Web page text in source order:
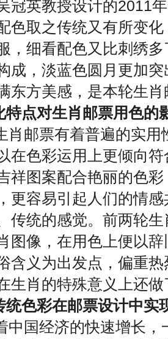
冠英教授设计的2011
色取之传统又有所变
，细看配色又比刺绣
成，淡蓝色圆月更加
东方美感，是本轮生
点对生肖邮票用色的
肖邮票有着普遍的实用
在色彩运用上更倾向
祥图案配合艳丽的色
更容易引起人们的情
传统的感觉。前两轮
图像，在用色上便以
含义为出发点，偏重
生肖的特殊意义上还
色彩在邮票设计中实
中国经济的快速增长，